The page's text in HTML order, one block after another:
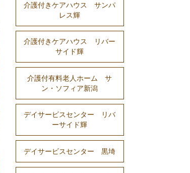
介護付きケアハウス サンパ
レス輝
介護付きケアハウス リバー
サイド輝
介護付有料老人ホーム サ
ン・ソフィア新潟
デイサービスセンター リバ
ーサイド輝
デイサービスセンター 黒埼